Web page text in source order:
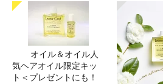
オイル＆オイル人
気ヘアオイル限定キッ
ト＜プレゼントにも！